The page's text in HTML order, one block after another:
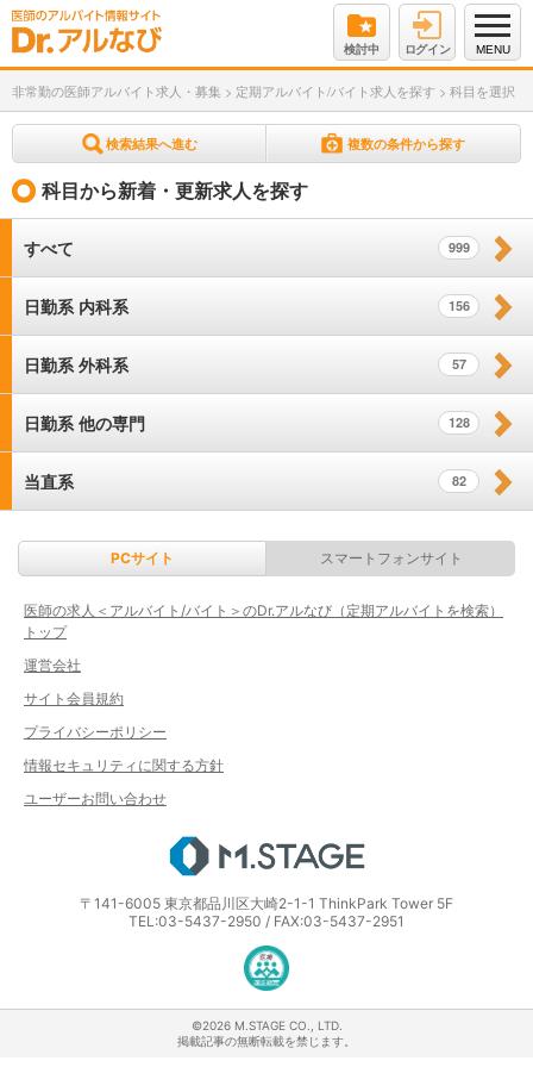
検討中 ログイン MENU
非常勤の医師アルバイト求人・募集 > 定期アルバイト/バイト求人を探す > 科目を選択
検索結果へ進む 複数の条件から探す
科目から新着・更新求人を探す
すべて 999
日勤系 内科系 156
日勤系 外科系 57
日勤系 他の専門 128
当直系 82
PCサイト スマートフォンサイト
医師の求人＜アルバイト/バイト＞のDr.アルなび（定期アルバイトを検索）
トップ
運営会社
サイト会員規約
プライバシーポリシー
情報セキュリティに関する方針
ユーザーお問い合わせ
〒141-6005 東京都品川区大崎2-1-1 ThinkPark Tower 5F
TEL:03-5437-2950 / FAX:03-5437-2951
©2026 M.STAGE CO., LTD.
掲載記事の無断転載を禁じます。